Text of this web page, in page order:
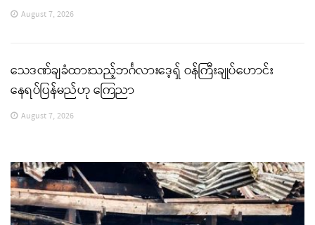
August 7, 2026
သေဒဏ်ချခံထားသည့်ဘင်္ဂလားဒေ့ရှ် ဝန်ကြီးချုပ်ဟောင်း
နေရပ်ပြန်မည်ဟု ကြေညာ
August 7, 2026